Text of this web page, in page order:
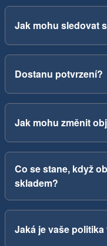
Jak mohu sledovat
Dostanu potvrzení?
Jak mohu změnit
Co se stane, když
skladem?
Jaká je vaše